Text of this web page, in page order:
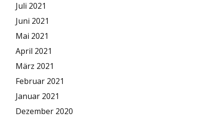
Juli 2021
Juni 2021
Mai 2021
April 2021
März 2021
Februar 2021
Januar 2021
Dezember 2020